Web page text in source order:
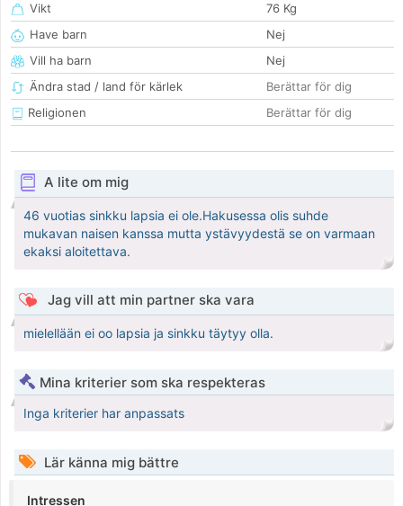
Vikt
76 Kg
Have barn
Nej
Vill ha barn
Nej
Ändra stad / land för kärlek
Berättar för dig
Religionen
Berättar för dig
A lite om mig
46 vuotias sinkku lapsia ei ole.Hakusessa olis suhde
mukavan naisen kanssa mutta ystävyydestä se on varmaan
ekaksi aloitettava.
Jag vill att min partner ska vara
mielellään ei oo lapsia ja sinkku täytyy olla.
Mina kriterier som ska respekteras
Inga kriterier har anpassats
Lär känna mig bättre
Intressen